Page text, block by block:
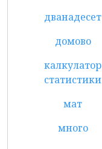
дванадесет
домово
калкулатор
статистики
мат
много